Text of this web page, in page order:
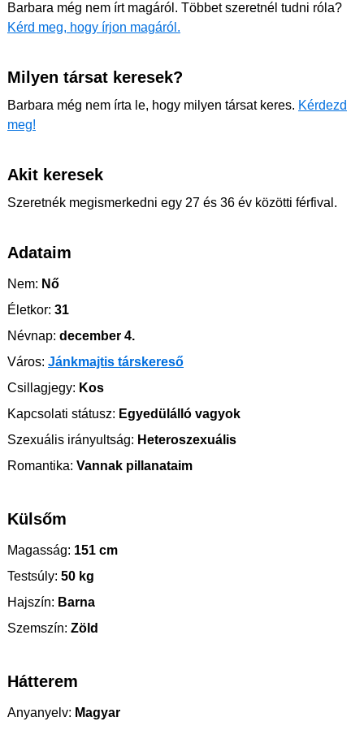
Barbara még nem írt magáról. Többet szeretnél tudni róla?
Kérd meg, hogy írjon magáról.
Milyen társat keresek?
Barbara még nem írta le, hogy milyen társat keres. Kérdezd
meg!
Akit keresek
Szeretnék megismerkedni egy 27 és 36 év közötti férfival.
Adataim
Nem: Nő
Életkor: 31
Névnap: december 4.
Város: Jánkmajtis társkereső
Csillagjegy: Kos
Kapcsolati státusz: Egyedülálló vagyok
Szexuális irányultság: Heteroszexuális
Romantika: Vannak pillanataim
Külsőm
Magasság: 151 cm
Testsúly: 50 kg
Hajszín: Barna
Szemszín: Zöld
Hátterem
Anyanyelv: Magyar